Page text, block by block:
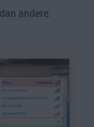
andere.